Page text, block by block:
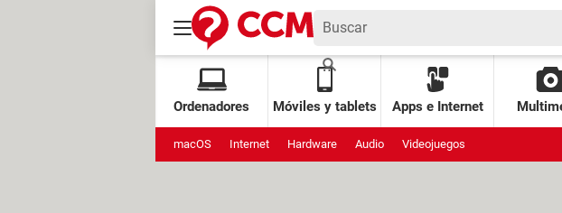
Ordenadores Móviles y tablets Apps e Internet
macOS Internet Hardware Audio Videojuegos